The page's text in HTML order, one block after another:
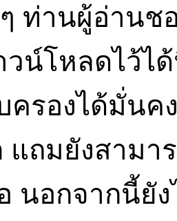
ท่านผู้อ่าน
วน์โหลดไว้ไ
รองได้มั่นค
แถมยังสามา
นอกจากนี้ยั